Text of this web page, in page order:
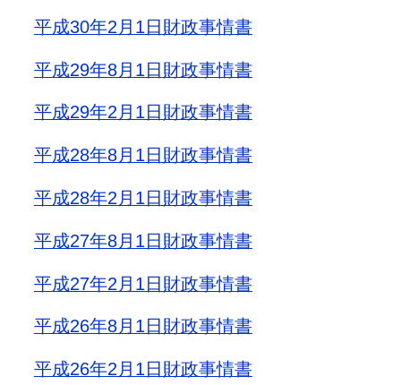
平成30年2月1日財政事情書
平成29年8月1日財政事情書
平成29年2月1日財政事情書
平成28年8月1日財政事情書
平成28年2月1日財政事情書
平成27年8月1日財政事情書
平成27年2月1日財政事情書
平成26年8月1日財政事情書
平成26年2月1日財政事情書